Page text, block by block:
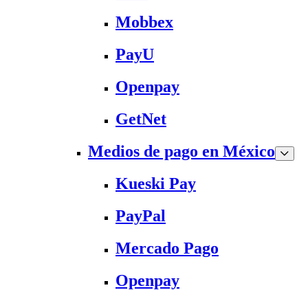
Mobbex
PayU
Openpay
GetNet
Medios de pago en México
Kueski Pay
PayPal
Mercado Pago
Openpay